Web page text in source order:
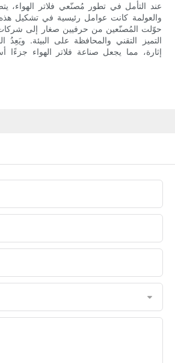
عند التأمل في تطور مُصنّعي فلاتر الهواء،
والعولمة كانت عوامل رئيسية في تشكيل
حوّلت المُصنّعين من حرفيين صغار إلى شركات
التميز التقني والمحافظة على البيئة. ويَعِدُ
إثارة، مما يجعل صناعة فلاتر الهواء جزءًا